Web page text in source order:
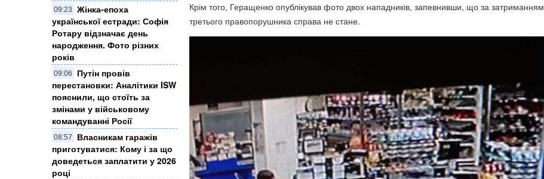
09:23
Жінка-епоха
української естради: Софія
Ротару відзначає день
народження. Фото різних
років
09:06
Путін провів
перестановки: Аналітики ISW
пояснили, що стоїть за
змінами у військовому
командуванні Росії
08:57
Власникам гаражів
приготуватися: Кому і за що
доведеться заплатити у 2026
році
Крім того, Геращенко опублікував фото двох нападників, запевнивши, що за затриманням
третього правопорушника справа не стане.